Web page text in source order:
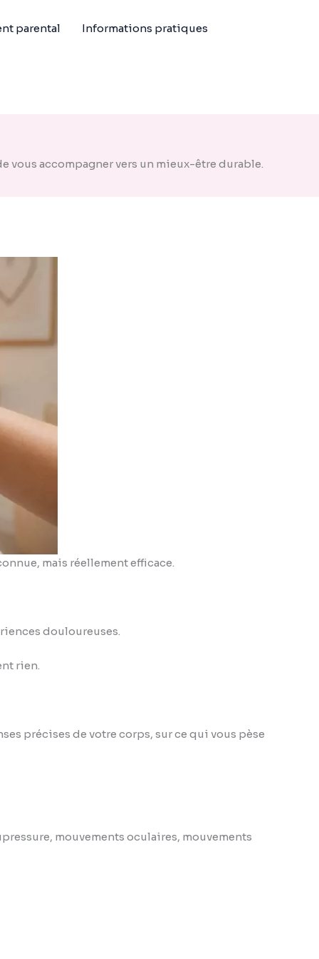
parental Informations pratiques
vous accompagner vers un mieux-être durable.
mais réellement efficace.
douloureuses.
rien.
précises de votre corps, sur ce qui vous pèse
mouvements oculaires, mouvements